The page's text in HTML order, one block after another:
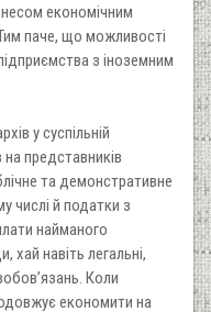
економічним
паче, що можливості
з іноземним
у суспільній
на представників
та демонстративне
числі й податки з
найманого
хай навіть легальні,
Коли
економити на